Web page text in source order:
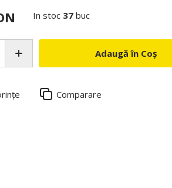
In stoc 37 buc
Adaugă în Coș
Comparare